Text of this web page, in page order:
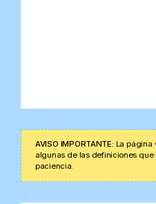
AVISO IMPORTANTE: La página
algunas de las definiciones
paciencia.